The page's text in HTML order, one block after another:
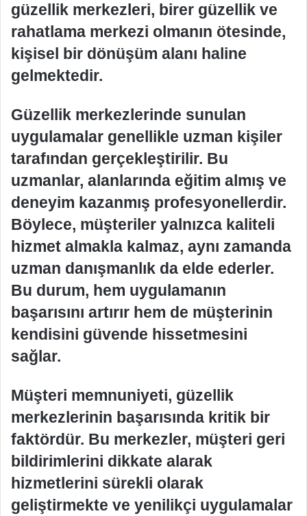
güzellik merkezleri, birer güzellik ve
rahatlama merkezi olmanın ötesinde,
kişisel bir dönüşüm alanı haline
gelmektedir.
Güzellik merkezlerinde sunulan
uygulamalar genellikle uzman kişiler
tarafından gerçekleştirilir. Bu
uzmanlar, alanlarında eğitim almış ve
deneyim kazanmış profesyonellerdir.
Böylece, müşteriler yalnızca kaliteli
hizmet almakla kalmaz, aynı zamanda
uzman danışmanlık da elde ederler.
Bu durum, hem uygulamanın
başarısını artırır hem de müşterinin
kendisini güvende hissetmesini
sağlar.
Müşteri memnuniyeti, güzellik
merkezlerinin başarısında kritik bir
faktördür. Bu merkezler, müşteri geri
bildirimlerini dikkate alarak
hizmetlerini sürekli olarak
geliştirmekte ve yenilikçi uygulamalar